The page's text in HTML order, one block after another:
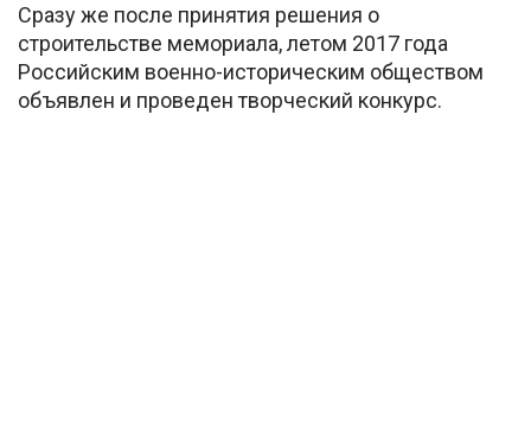
Сразу же после принятия решения о
строительстве мемориала, летом 2017 года
Российским военно-историческим обществом
объявлен и проведен творческий конкурс.